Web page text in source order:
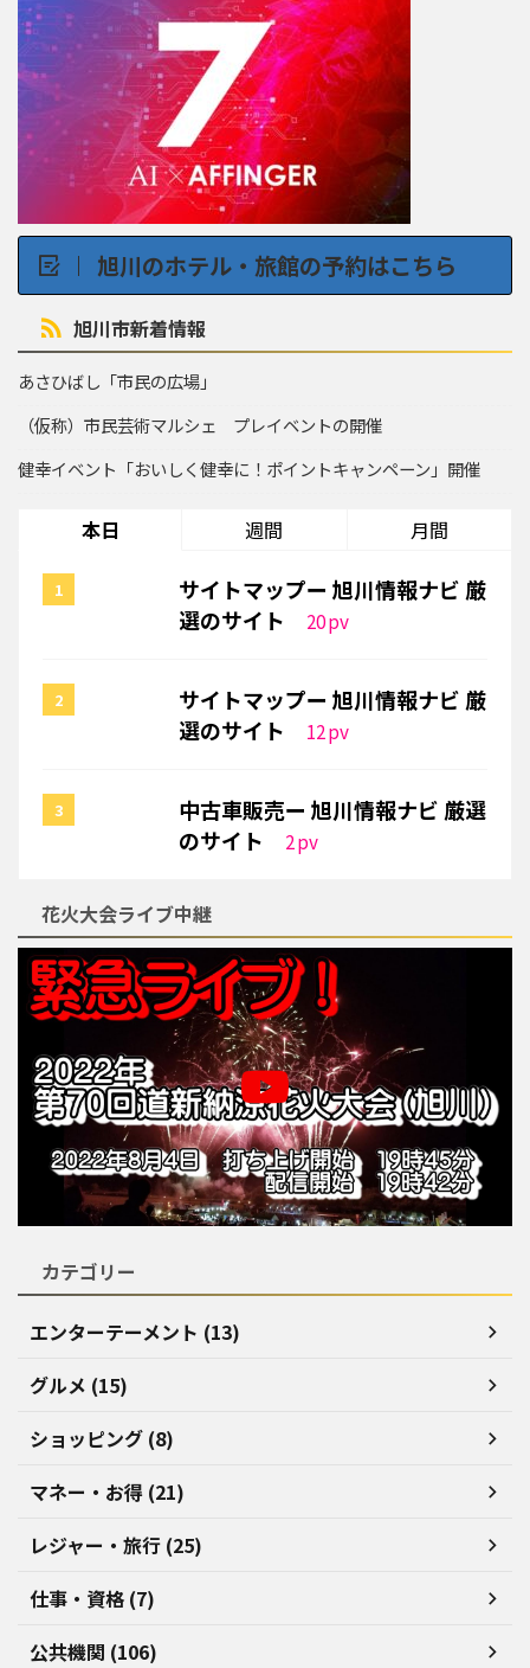
旭川のホテル・旅館の予約はこちら
旭川市新着情報
あさひばし「市民の広場」
（仮称）市民芸術マルシェ プレイベントの開催
健幸イベント「おいしく健幸に！ポイントキャンペーン」開催
本日 週間 月間
サイトマップー 旭川情報ナビ 厳
選のサイト
20pv
サイトマップー 旭川情報ナビ 厳
選のサイト
12pv
中古車販売ー 旭川情報ナビ 厳選
のサイト
2pv
花火大会ライブ中継
カテゴリー
エンターテーメント (13)
グルメ (15)
ショッピング (8)
マネー・お得 (21)
レジャー・旅行 (25)
仕事・資格 (7)
公共機関 (106)